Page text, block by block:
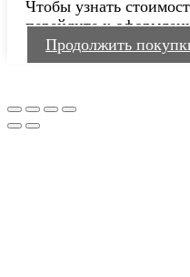
Чтобы узнать
перейдите к
Продолжить